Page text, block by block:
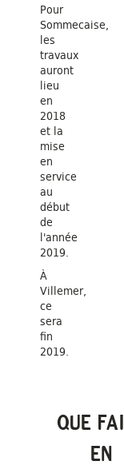
Pour
Sommecaise,
les
travaux
auront
lieu
en
2018
et la
mise
en
service
au
début
de
l'année
2019.
À
Villemer,
ce
sera
fin
2019.
QUE
EN